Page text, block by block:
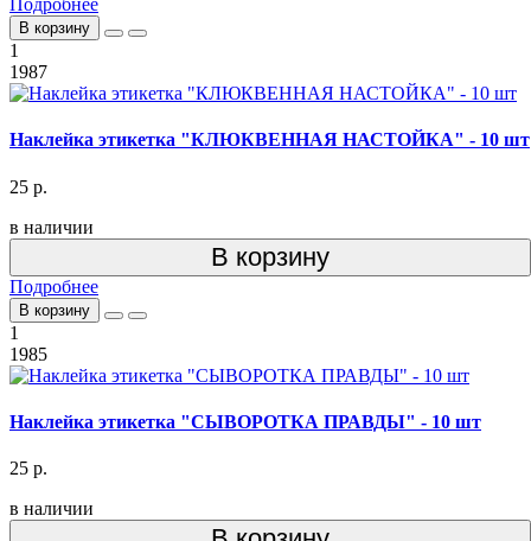
Подробнее
В корзину
1
1987
Наклейка этикетка "КЛЮКВЕННАЯ НАСТОЙКА" - 10 шт
25 р.
в наличии
В корзину
Подробнее
В корзину
1
1985
Наклейка этикетка "СЫВОРОТКА ПРАВДЫ" - 10 шт
25 р.
в наличии